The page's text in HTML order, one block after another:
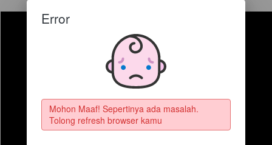
Error
Mohon Maaf! Sepertinya ada masalah.
Tolong refresh browser kamu